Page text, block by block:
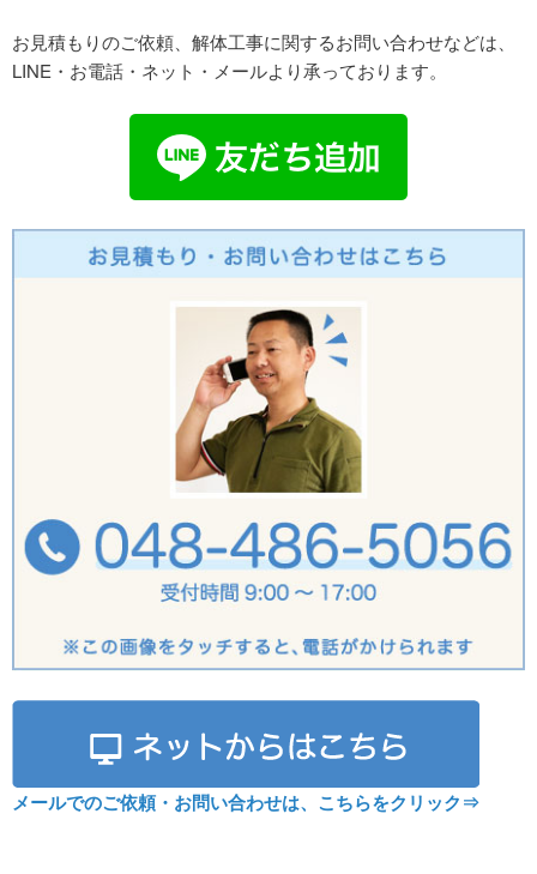
お見積もりのご依頼、解体工事に関するお問い合わせなどは、
LINE・お電話・ネット・メールより承っております。
メールでのご依頼・お問い合わせは、こちらをクリック⇒